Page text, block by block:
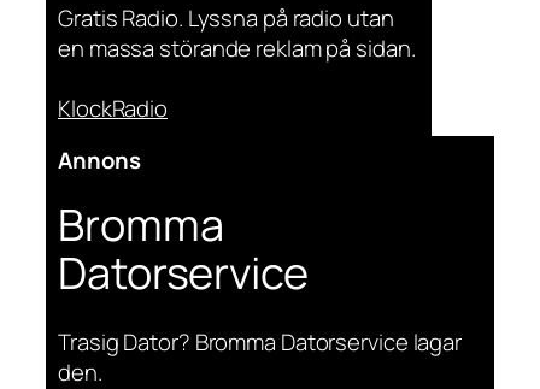
Gratis Radio. Lyssna på radio utan
en massa störande reklam på sidan.
KlockRadio
Annons
Bromma
Datorservice
Trasig Dator? Bromma Datorservice lagar
den.